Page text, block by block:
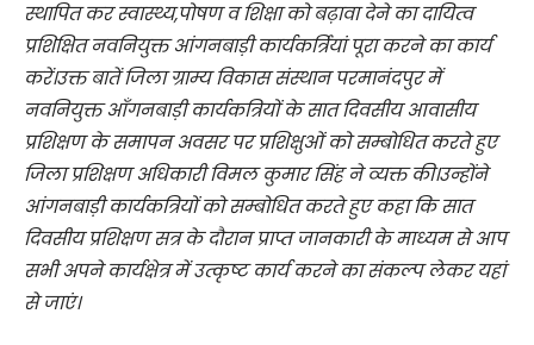
स्थापित कर स्वास्थ्य,पोषण व शिक्षा को बढ़ावा देने का दायित्व
प्रशिक्षित नवनियुक्त आंगनबाड़ी कार्यकर्त्रियां पूरा करने का कार्य
करें।उक्त बातें जिला ग्राम्य विकास संस्थान परमानंदपुर में
नवनियुक्त आँगनबाड़ी कार्यकत्रियों के सात दिवसीय आवासीय
प्रशिक्षण के समापन अवसर पर प्रशिक्षुओं को सम्बोधित करते हुए
जिला प्रशिक्षण अधिकारी विमल कुमार सिंह ने व्यक्त की।उन्होंने
आंगनबाड़ी कार्यकत्रियों को सम्बोधित करते हुए कहा कि सात
दिवसीय प्रशिक्षण सत्र के दौरान प्राप्त जानकारी के माध्यम से आप
सभी अपने कार्यक्षेत्र में उत्कृष्ट कार्य करने का संकल्प लेकर यहां
से जाएं।